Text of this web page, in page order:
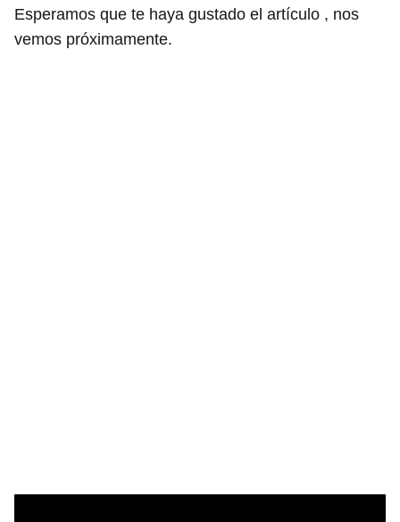
Esperamos que te haya gustado el artículo , nos
vemos próximamente.